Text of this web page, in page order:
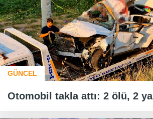
GÜNCEL
Otomobil takla attı: 2 ölü, 2